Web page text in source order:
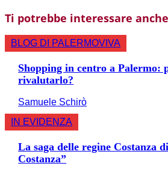
Ti potrebbe interessare
BLOG DI PALERMOVIVA
Shopping in centro a Palermo:
rivalutarlo?
Samuele Schirò
IN EVIDENZA
La saga delle regine Costanza
Costanza”